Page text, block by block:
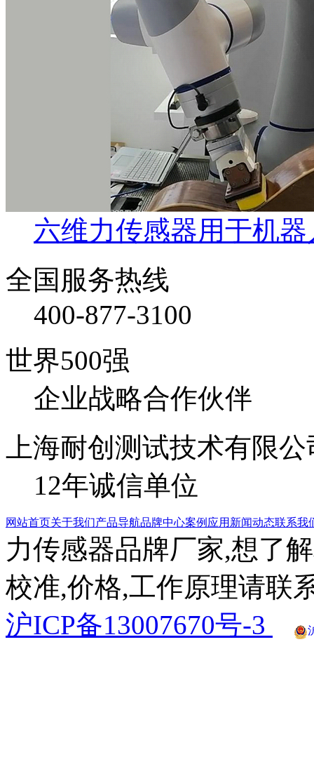
六维力传感器用于机
全国服务热线
400-877-3100
世界500强
企业战略合作伙伴
上海耐创测试技术有限公
12年诚信单位
网站首页 关于我们产品导航品牌中心案例应用 新闻动态联系我
力传感器品牌厂家,想了
校准,价格,工作原理请联
沪ICP备13007670号-3